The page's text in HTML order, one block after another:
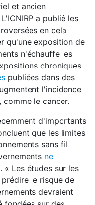
et ancien
a publié les
en cela
qu'une exposition de
n'échauffe les
chroniques
publiées dans des
l'incidence
comme le cancer.
d'importants
que les limites
sans fil
ne
« Les études sur les
le risque de
devraient